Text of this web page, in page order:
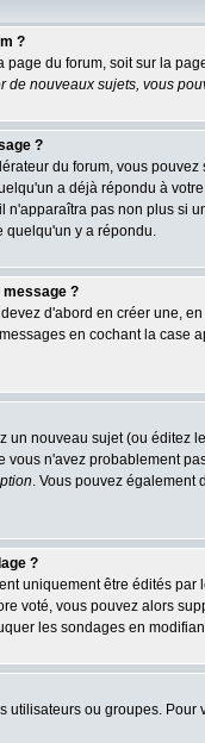
?
du forum, soit sur la
de nouveaux sujets, vous
?
du forum, vous
a déjà répondu à
pas non plus si
quelqu'un y a répondu.
message ?
d'abord en créer une,
en cochant la
un nouveau sujet (ou
vous n'avez probablement
. Vous pouvez également
?
uniquement être édités
voté, vous pouvez alors
les sondages en
utilisateurs ou groupes.